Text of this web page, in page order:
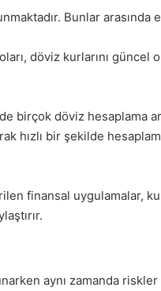
Bunlar arasında
döviz kurlarını güncel
birçok döviz hesaplama
hızlı bir şekilde
finansal uygulamalar,
aynı zamanda riskler